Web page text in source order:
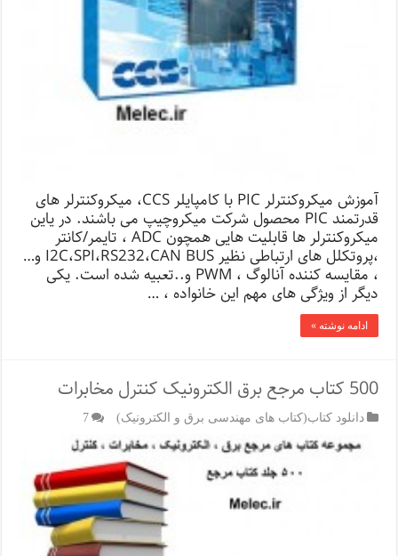
آموزش میکروکنترلر PIC با کامپایلر CCS، میکروکنترلر های
قدرتمند PIC محصول شرکت میکروچیپ می باشند. در یاین
میکروکنترلر ها قابلیت هایی همچون ADC ، تایمر/کانتر
،پروتکلل های ارتباطی نظیر I2C،SPI،RS232،CAN BUS و…
، مقایسه کننده آنالوگ ، PWM و..تعبیه شده است. یکی
دیگر از ویژگی های مهم این خانواده ، …
ادامه نوشته »
500 کتاب مرجع برق الکترونیک کنترل مخابرات
دانلود کتاب(کتاب های مهندسی برق و الکترونیک) 7